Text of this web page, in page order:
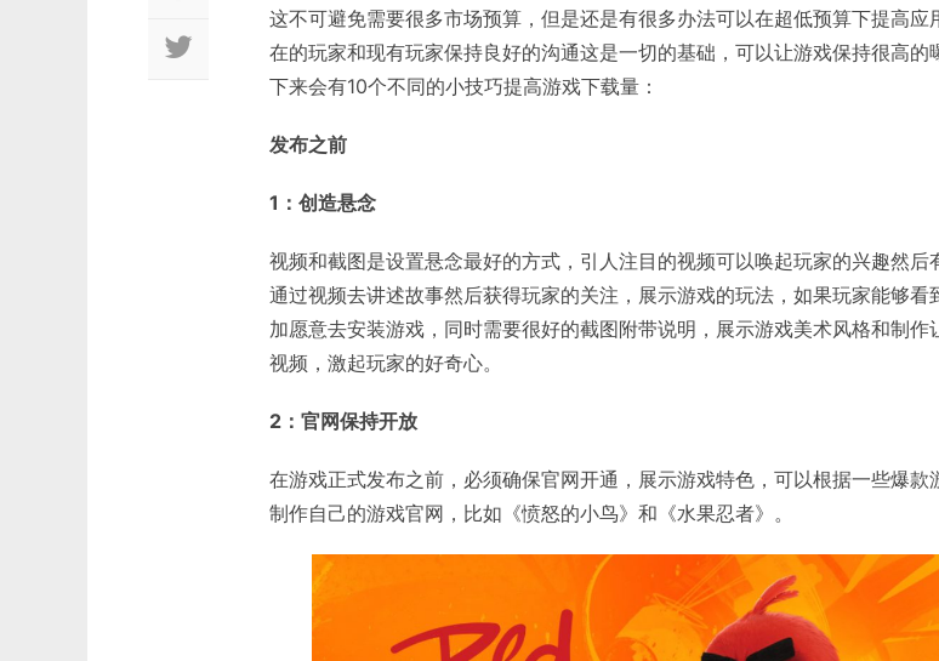
这不可避免需要很多市场预算，但是还是有很多办法可以在超低预算下提高应
在的玩家和现有玩家保持良好的沟通这是一切的基础，可以让游戏保持很高的
下来会有10个不同的小技巧提高游戏下载量：
发布之前
1 ：创造悬念
视频和截图是设置悬念最好的方式，引人注目的视频可以唤起玩家的兴趣然后
通过视频去讲述故事然后获得玩家的关注，展示游戏的玩法，如果玩家能够看
加愿意去安装游戏，同时需要很好的截图附带说明，展示游戏美术风格和制作
视频，激起玩家的好奇心。
2 ：官网保持开放
在游戏正式发布之前，必须确保官网开通，展示游戏特色，可以根据一些爆款
制作自己的游戏官网，比如《愤怒的小鸟》和《水果忍者》。